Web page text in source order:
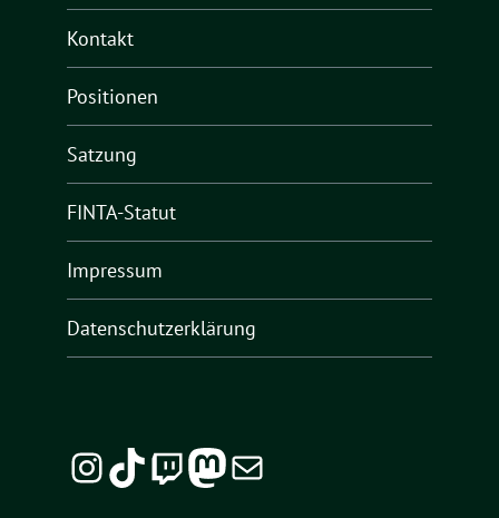
Kontakt
Positionen
Satzung
FINTA-Statut
Impressum
Datenschutzerklärung
Instagram
TikTok
Twitch
Mastodon
E-Mail